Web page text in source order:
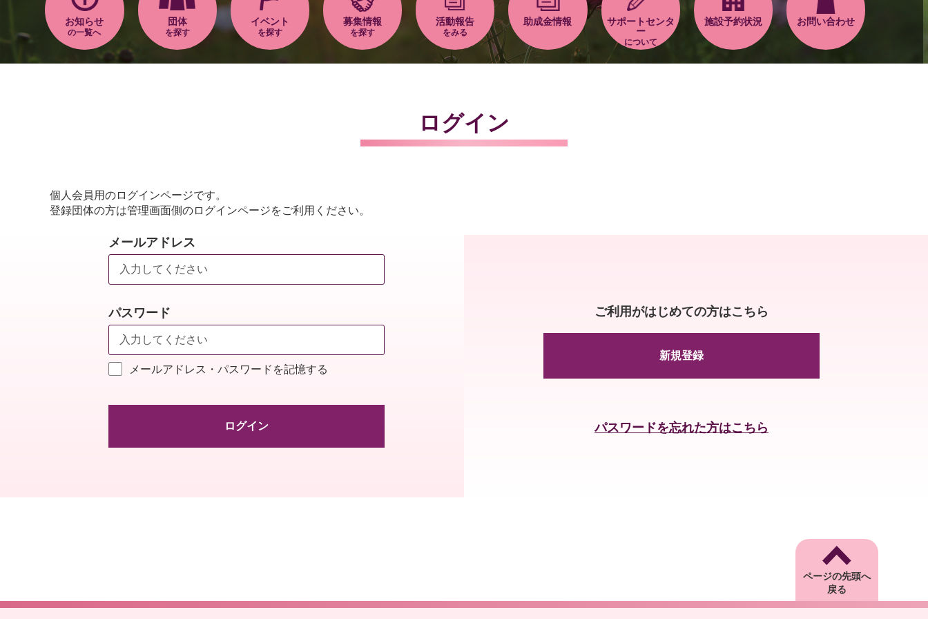
お知らせ
の一覧へ
団体
を探す
イベント
を探す
募集情報
を探す
活動報告
をみる
助成金情報
サポートセンタ
ー
について
施設予約状況 お問い合わせ
ログイン
個人会員用のログインページです。
登録団体の方は管理画面側のログインページをご利用ください。
メールアドレス
パスワード
メールアドレス・パスワードを記憶する
ログイン
ご利用がはじめての方はこちら
新規登録
パスワードを忘れた方はこちら
ページの先頭へ
戻る